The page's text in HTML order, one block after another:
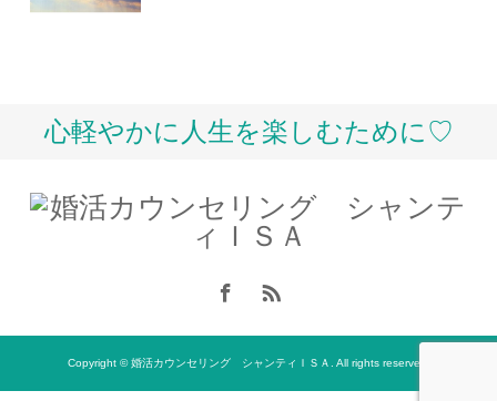
心軽やかに人生を楽しむために♡
Copyright © 婚活カウンセリング シャンティＩＳＡ. All rights reserved.